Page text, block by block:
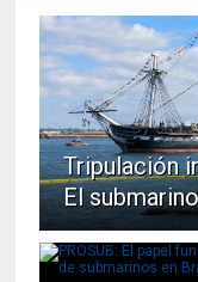
Tripulación
El